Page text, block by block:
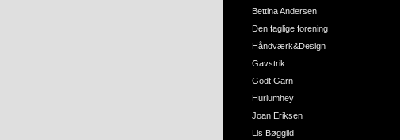
Bettina Andersen
Den faglige forening
Håndværk&Design
Gavstrik
Godt Garn
Hurlumhey
Joan Eriksen
Lis Bøggild